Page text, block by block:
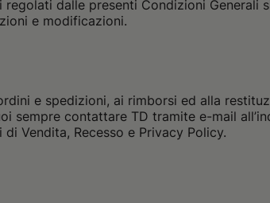
dalle presenti Condizioni
e modificazioni.
e spedizioni, ai rimborsi ed alla
sempre contattare TD tramite e-mail
Vendita, Recesso e Privacy Policy.